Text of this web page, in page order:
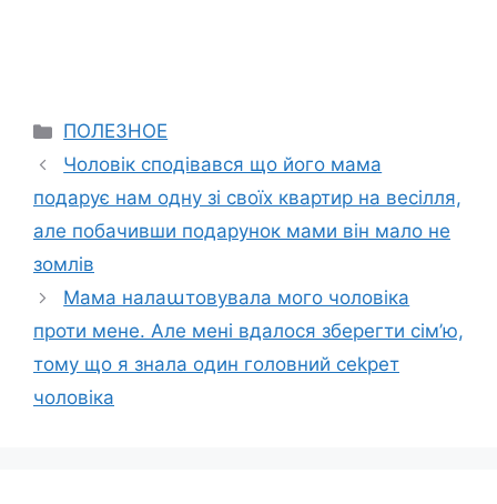
Categories
ПОЛЕЗНОЕ
Чоловік сподівався що його мама
подарує нам одну зі своїх квартир на весілля,
але побачивши подарунок мами він мало не
зомлів
Мама налаաтовувала мого чоловіка
проти мене. Але мені вдалося зберегти сім’ю,
тому що я знала один головний сеkрет
чоловіка